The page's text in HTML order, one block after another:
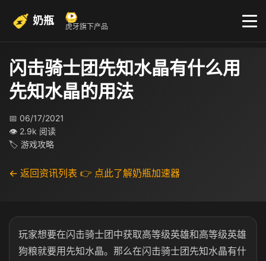
奶瓶 虎牙旗下产品
闪击骑士团先知水晶有什么用
先知水晶的用法
📅 06/17/2021
👁 2.9k 阅读
🏷 游戏攻略
← 返回资讯列表 👉 点此了解奶瓶加速器
玩家想要在闪击骑士团中获取高等级英雄和高等级英雄
狗粮就要用先知水晶。那么在闪击骑士团先知水晶有什